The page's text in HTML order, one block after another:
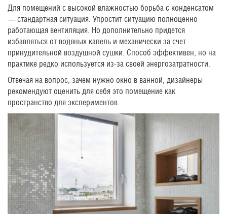
Для помещений с высокой влажностью борьба с конденсатом
— стандартная ситуация. Упростит ситуацию полноценно
работающая вентиляция. Но дополнительно придется
избавляться от водяных капель и механически за счет
принудительной воздушной сушки. Способ эффективен, но на
практике редко используется из-за своей энергозатратности.
Отвечая на вопрос, зачем нужно окно в ванной, дизайнеры
рекомендуют оценить для себя это помещение как
пространство для экспериментов.